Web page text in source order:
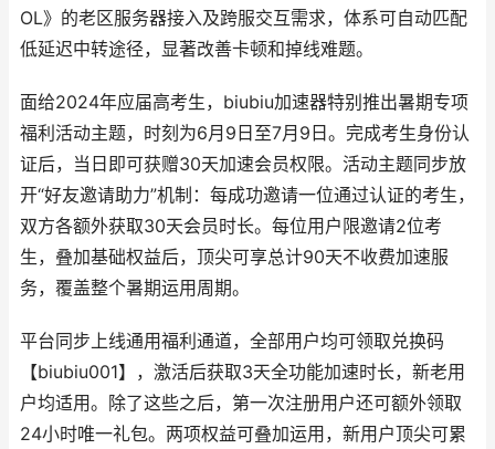
OL》的老区服务器接入及跨服交互需求，体系可自动匹配
低延迟中转途径，显著改善卡顿和掉线难题。
面给2024年应届高考生，biubiu加速器特别推出暑期专项
福利活动主题，时刻为6月9日至7月9日。完成考生身份认
证后，当日即可获赠30天加速会员权限。活动主题同步放
开“好友邀请助力”机制：每成功邀请一位通过认证的考生，
双方各额外获取30天会员时长。每位用户限邀请2位考
生，叠加基础权益后，顶尖可享总计90天不收费加速服
务，覆盖整个暑期运用周期。
平台同步上线通用福利通道，全部用户均可领取兑换码
【biubiu001】，激活后获取3天全功能加速时长，新老用
户均适用。除了这些之后，第一次注册用户还可额外领取
24小时唯一礼包。两项权益可叠加运用，新用户顶尖可累